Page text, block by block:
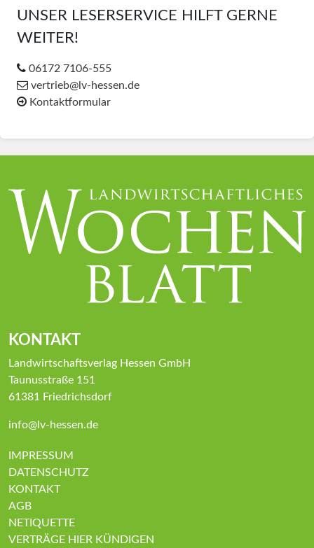
UNSER LESERSERVICE HILFT GERNE
WEITER!
06172 7106-555
vertrieb@lv-hessen.de
Kontaktformular
KONTAKT
Landwirtschaftsverlag Hessen GmbH
Taunusstraße 151
61381 Friedrichsdorf
info@lv-hessen.de
IMPRESSUM
DATENSCHUTZ
KONTAKT
AGB
NETIQUETTE
VERTRÄGE HIER KÜNDIGEN